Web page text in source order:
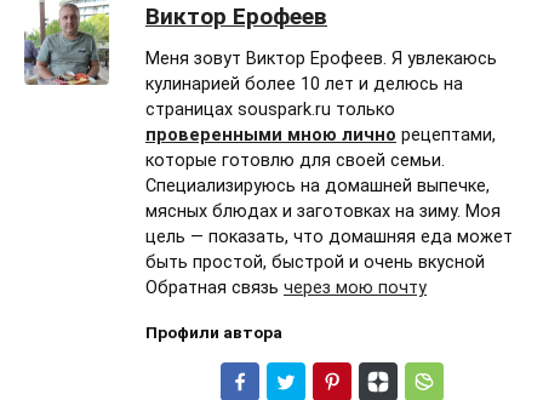
Виктор Ерофеев
Меня зовут Виктор Ерофеев. Я увлекаюсь
кулинарией более 10 лет и делюсь на
страницах souspark.ru только
проверенными мною лично рецептами,
которые готовлю для своей семьи.
Специализируюсь на домашней выпечке,
мясных блюдах и заготовках на зиму. Моя
цель — показать, что домашняя еда может
быть простой, быстрой и очень вкусной
Обратная связь через мою почту
Профили автора